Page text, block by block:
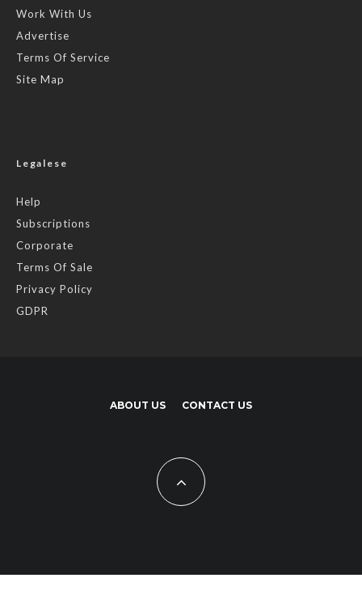
Work With Us
Advertise
Terms Of Service
Site Map
Legalese
Help
Subscriptions
Corporate
Terms Of Sale
Privacy Policy
GDPR
ABOUT US CONTACT US